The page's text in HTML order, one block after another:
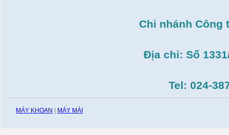
Chi nhánh Công
Địa chỉ: Số
Tel: 024-
MÁY KHOAN MÁY MÀI